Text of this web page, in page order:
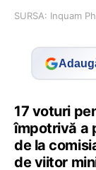
SURSA: Inquam
17 voturi
împotrivă a
de la
de viitor